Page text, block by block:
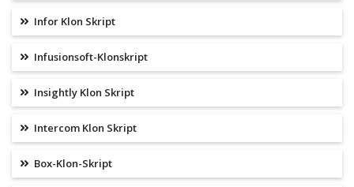
Infor Klon Skript
Infusionsoft-Klonskript
Insightly Klon Skript
Intercom Klon Skript
Box-Klon-Skript